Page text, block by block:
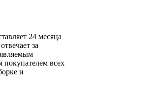
24 месяца
за
покупателем всех
и